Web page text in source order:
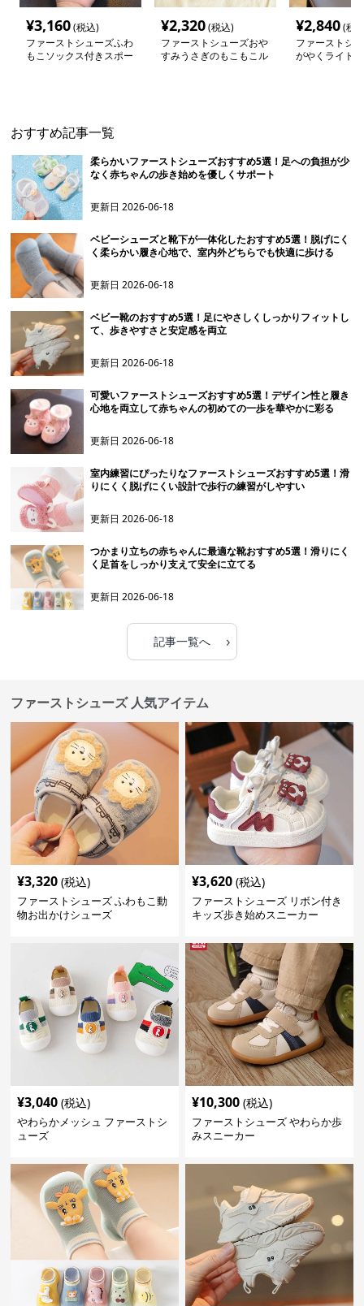
¥3,160(税込)
ファーストシューズふわ
もこソックス付きスポー
¥2,320(税込)
ファーストシューズおや
すみうさぎのもこもこル
¥2,840(税
ファーストシ
がやくライト
おすすめ記事一覧
柔らかいファーストシューズおすすめ5選！足への負担が少
なく赤ちゃんの歩き始めを優しくサポート
更新日2026-06-18
ベビーシューズと靴下が一体化したおすすめ5選！脱げにく
く柔らかい履き心地で、室内外どちらでも快適に歩ける
更新日2026-06-18
ベビー靴のおすすめ5選！足にやさしくしっかりフィットし
て、歩きやすさと安定感を両立
更新日2026-06-18
可愛いファーストシューズおすすめ5選！デザイン性と履き
心地を両立して赤ちゃんの初めての一歩を華やかに彩る
更新日2026-06-18
室内練習にぴったりなファーストシューズおすすめ5選！滑
りにくく脱げにくい設計で歩行の練習がしやすい
更新日2026-06-18
つかまり立ちの赤ちゃんに最適な靴おすすめ5選！滑りにく
く足首をしっかり支えて安全に立てる
更新日2026-06-18
記事一覧へ ›
ファーストシューズ 人気アイテム
¥3,320 (税込)
ファーストシューズ ふわもこ動
物お出かけシューズ
¥3,620 (税込)
ファーストシューズ リボン付き
キッズ歩き始めスニーカー
¥3,040 (税込)
やわらかメッシュ ファーストシ
ューズ
¥10,300 (税込)
ファーストシューズ やわらか歩
みスニーカー